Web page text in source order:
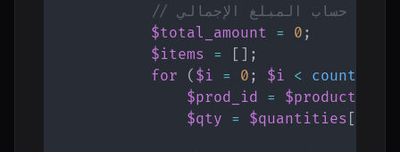
// حساب المبلغ الإجمالي
$total_amount = 0 ;
$items =
;
for
( $i = 0 ; $i < count
$prod_id = $product_ids
$qty = $quantities